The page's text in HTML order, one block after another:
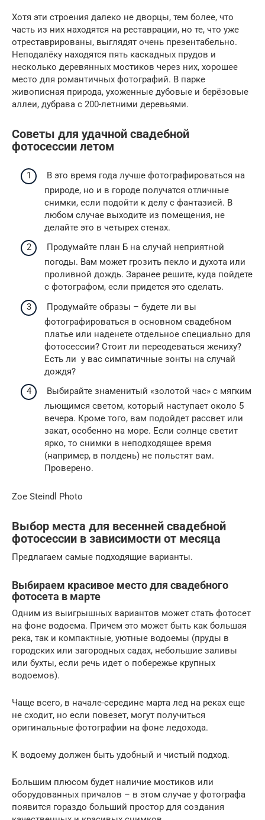
Хотя эти строения далеко не дворцы, тем более, что
часть из них находятся на реставрации, но те, что уже
отреставрированы, выглядят очень презентабельно.
Неподалёку находятся пять каскадных прудов и
несколько деревянных мостиков через них, хорошее
место для романтичных фотографий. В парке
живописная природа, ухоженные дубовые и берёзовые
аллеи, дубрава с 200-летними деревьями.
Советы для удачной свадебной
фотосессии летом
В это время года лучше фотографироваться на
природе, но и в городе получатся отличные
снимки, если подойти к делу с фантазией. В
любом случае выходите из помещения, не
делайте это в четырех стенах.
Продумайте план Б на случай неприятной
погоды. Вам может грозить пекло и духота или
проливной дождь. Заранее решите, куда пойдете
с фотографом, если придется это сделать.
Продумайте образы – будете ли вы
фотографироваться в основном свадебном
платье или наденете отдельное специально для
фотосессии? Стоит ли переодеваться жениху?
Есть ли у вас симпатичные зонты на случай
дождя?
Выбирайте знаменитый «золотой час» с мягким
льющимся светом, который наступает около 5
вечера. Кроме того, вам подойдет рассвет или
закат, особенно на море. Если солнце светит
ярко, то снимки в неподходящее время
(например, в полдень) не польстят вам.
Проверено.
Zoe Steindl Photo
Выбор места для весенней свадебной
фотосессии в зависимости от месяца
Предлагаем самые подходящие варианты.
Выбираем красивое место для свадебного
фотосета в марте
Одним из выигрышных вариантов может стать фотосет
на фоне водоема. Причем это может быть как большая
река, так и компактные, уютные водоемы (пруды в
городских или загородных садах, небольшие заливы
или бухты, если речь идет о побережье крупных
водоемов).
Чаще всего, в начале-середине марта лед на реках еще
не сходит, но если повезет, могут получиться
оригинальные фотографии на фоне ледохода.
К водоему должен быть удобный и чистый подход.
Большим плюсом будет наличие мостиков или
оборудованных причалов – в этом случае у фотографа
появится гораздо больший простор для создания